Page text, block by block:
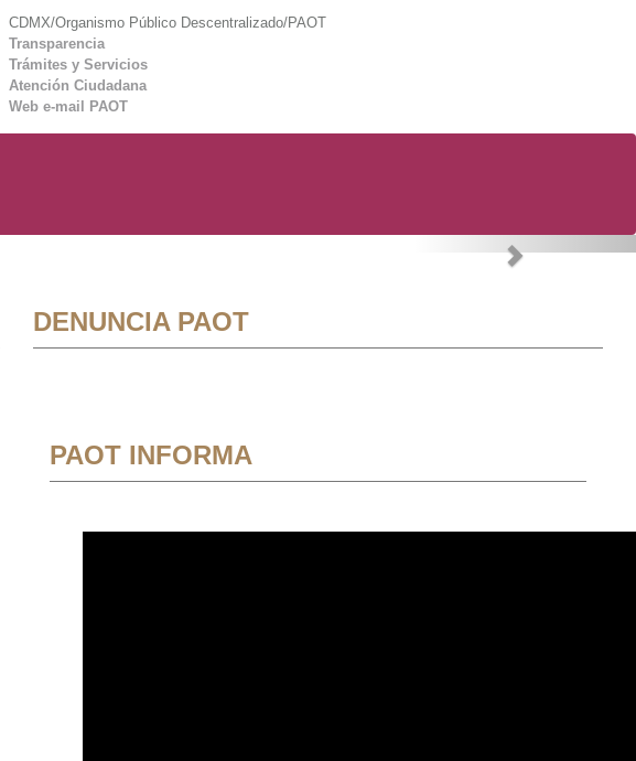
CDMX/Organismo Público Descentralizado/PAOT
Transparencia
Trámites y Servicios
Atención Ciudadana
Web e-mail PAOT
Next
DENUNCIA PAOT
PAOT INFORMA